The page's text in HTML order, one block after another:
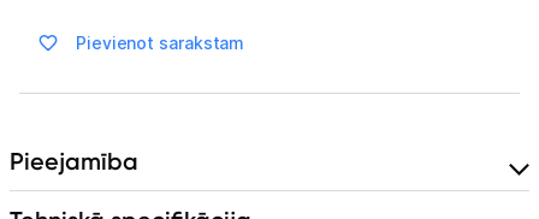
Vēlmju saraksts
Blogs
Pievienot sarakstam
Pieejamība